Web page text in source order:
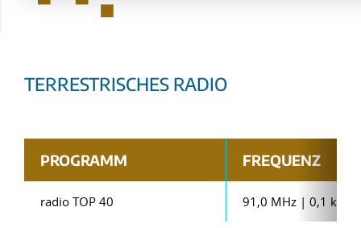
TERRESTRISCHES RADIO
PROGRAMM FREQUENZ
radio TOP 40 91,0 MHz | 0,1 kW